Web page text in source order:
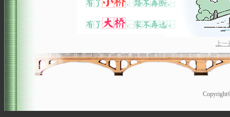
上一